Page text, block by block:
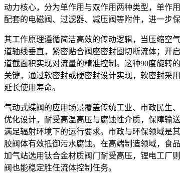
动力核心，分为单作用与双作用两种类型，单作
配套的电磁阀、过滤器、减压阀等附件，进一步
其工作原理遵循简洁高效的传动逻辑，当压缩空
道轴线垂直，紧密贴合阀座密封圈切断流体；开
道截面积实现对流量的精准控制。这种90度旋转
关键，通过软密封或硬密封设计实现，软密封采
延长使用寿命。
气动式蝶阀的应用场景覆盖传统工业、市政民生
优化设计，耐受高温高压与腐蚀性介质，保障输
满足辐射环境下的运行要求。市政与环保领域是
胶阀体有效抵御污水腐蚀。在高端制造领域，食
加气站选用钛合金材质阀门耐受高压，锂电工厂
阀也能稳定胜任流体控制任务。